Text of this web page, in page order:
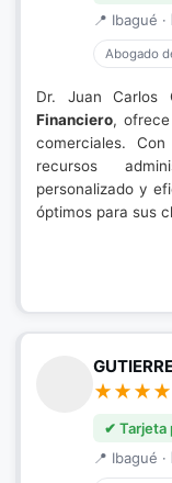
📍 Ibagué
Abogado
Dr. Juan Carlos
Financiero,
comerciales.
recursos
personalizado y
óptimos para sus
✔ Tarjeta
📍 Ibagué